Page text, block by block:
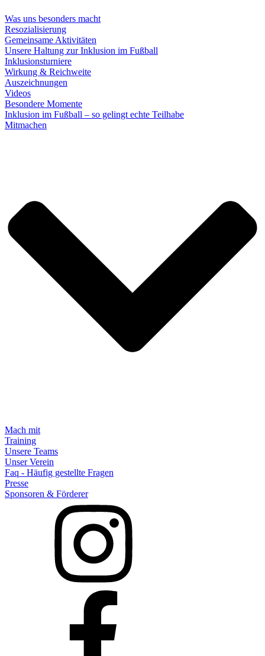
Was uns besonders macht
Resozialisierung
Gemeinsame Aktivitäten
Unsere Haltung zur Inklusion im Fußball
Inklusionsturniere
Wirkung & Reichweite
Auszeichnungen
Videos
Besondere Momente
Inklusion im Fußball – so gelingt echte Teilhabe
Mitmachen
Mach mit
Training
Unsere Teams
Unser Verein
Faq - Häufig gestellte Fragen
Presse
Sponsoren & Förderer